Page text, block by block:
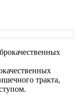
тракта,